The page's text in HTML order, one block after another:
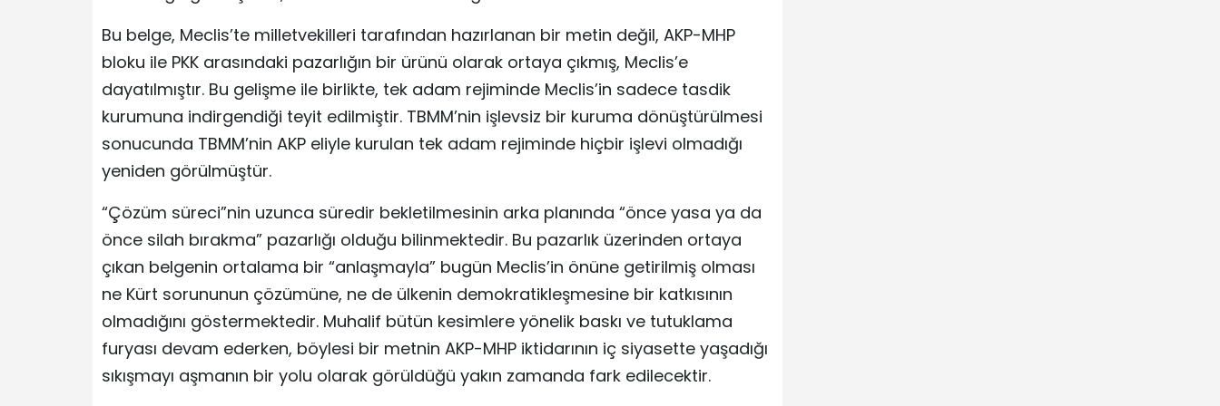
Bu belge, Meclis’te milletvekilleri tarafından hazırlanan bir metin değil, AKP-MHP
bloku ile PKK arasındaki pazarlığın bir ürünü olarak ortaya çıkmış, Meclis’e
dayatılmıştır. Bu gelişme ile birlikte, tek adam rejiminde Meclis’in sadece tasdik
kurumuna indirgendiği teyit edilmiştir. TBMM’nin işlevsiz bir kuruma dönüştürülmesi
sonucunda TBMM’nin AKP eliyle kurulan tek adam rejiminde hiçbir işlevi olmadığı
yeniden görülmüştür.
“Çözüm süreci”nin uzunca süredir bekletilmesinin arka planında “önce yasa ya da
önce silah bırakma” pazarlığı olduğu bilinmektedir. Bu pazarlık üzerinden ortaya
çıkan belgenin ortalama bir “anlaşmayla” bugün Meclis’in önüne getirilmiş olması
ne Kürt sorununun çözümüne, ne de ülkenin demokratikleşmesine bir katkısının
olmadığını göstermektedir. Muhalif bütün kesimlere yönelik baskı ve tutuklama
furyası devam ederken, böylesi bir metnin AKP-MHP iktidarının iç siyasette yaşadığı
sıkışmayı aşmanın bir yolu olarak görüldüğü yakın zamanda fark edilecektir.